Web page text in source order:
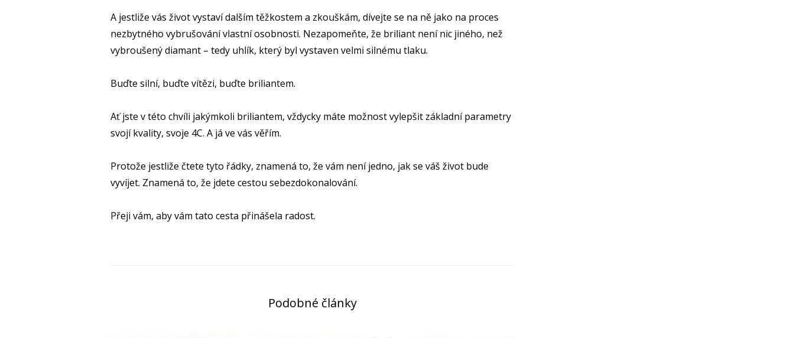
A jestliže vás život vystaví dalším těžkostem a zkouškám, dívejte se na ně jako na proces
nezbytného vybrušování vlastní osobnosti. Nezapomeňte, že briliant není nic jiného, než
vybroušený diamant – tedy uhlík, který byl vystaven velmi silnému tlaku.
Buďte silní, buďte vítězi, buďte briliantem.
Ať jste v této chvíli jakýmkoli briliantem, vždycky máte možnost vylepšit základní parametry
svojí kvality, svoje 4C. A já ve vás věřím.
Protože jestliže čtete tyto řádky, znamená to, že vám není jedno, jak se váš život bude
vyvíjet. Znamená to, že jdete cestou sebezdokonalování.
Přeji vám, aby vám tato cesta přinášela radost.
Podobné články